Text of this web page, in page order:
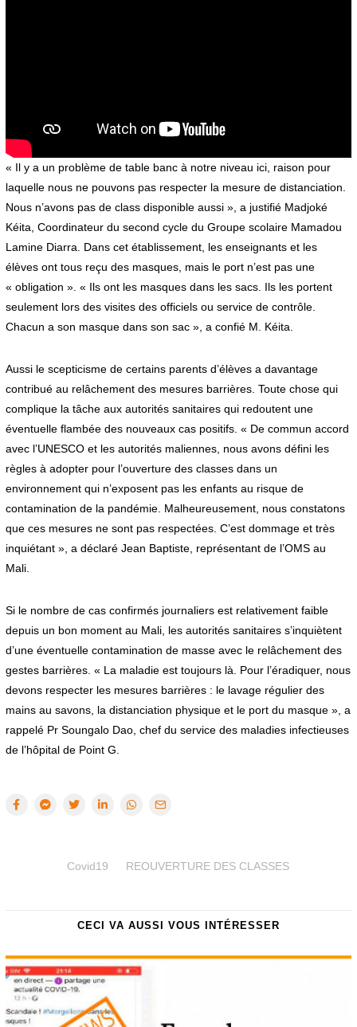
« Il y a un problème de table banc à notre niveau ici, raison pour
laquelle nous ne pouvons pas respecter la mesure de distanciation.
Nous n’avons pas de class disponible aussi », a justifié Madjoké
Kéita, Coordinateur du second cycle du Groupe scolaire Mamadou
Lamine Diarra. Dans cet établissement, les enseignants et les
élèves ont tous reçu des masques, mais le port n’est pas une
« obligation ». « Ils ont les masques dans les sacs. Ils les portent
seulement lors des visites des officiels ou service de contrôle.
Chacun a son masque dans son sac », a confié M. Kéita.
Aussi le scepticisme de certains parents d’élèves a davantage
contribué au relâchement des mesures barrières. Toute chose qui
complique la tâche aux autorités sanitaires qui redoutent une
éventuelle flambée des nouveaux cas positifs. « De commun accord
avec l’UNESCO et les autorités maliennes, nous avons défini les
règles à adopter pour l’ouverture des classes dans un
environnement qui n’exposent pas les enfants au risque de
contamination de la pandémie. Malheureusement, nous constatons
que ces mesures ne sont pas respectées. C’est dommage et très
inquiétant », a déclaré Jean Baptiste, représentant de l’OMS au
Mali.
Si le nombre de cas confirmés journaliers est relativement faible
depuis un bon moment au Mali, les autorités sanitaires s’inquiètent
d’une éventuelle contamination de masse avec le relâchement des
gestes barrières. « La maladie est toujours là. Pour l’éradiquer, nous
devons respecter les mesures barrières : le lavage régulier des
mains au savons, la distanciation physique et le port du masque », a
rappelé Pr Soungalo Dao, chef du service des maladies infectieuses
de l’hôpital de Point G.
Covid19 REOUVERTURE DES CLASSES
CECI VA AUSSI VOUS INTÉRESSER